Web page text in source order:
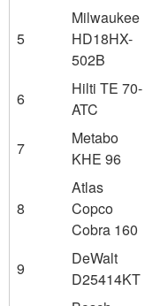
5
Milwaukee
HD18HX-
502B
6
Hilti TE 70-
ATC
7
Metabo
KHE 96
8
Atlas
Copco
Cobra 160
9
DeWalt
D25414KT